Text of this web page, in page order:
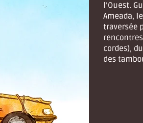
l’Ouest.
Ameada,
traversée
cordes),
des